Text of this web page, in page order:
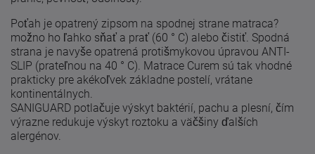
Poťah je opatrený zipsom na spodnej strane matraca?
možno ho ľahko sňať a prať (60 ° C) alebo čistiť. Spodná
strana je navyše opatrená protišmykovou úpravou ANTI-
SLIP (prateľnou na 40 ° C). Matrace Curem sú tak vhodné
prakticky pre akékoľvek základne postelí, vrátane
kontinentálnych.
SANIGUARD potlačuje výskyt baktérií, pachu a plesní, čím
výrazne redukuje výskyt roztoku a väčšiny ďalších
alergénov.